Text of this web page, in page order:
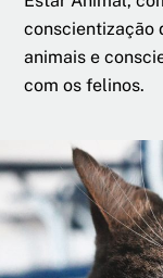
conscientização
animais e
com os felinos.